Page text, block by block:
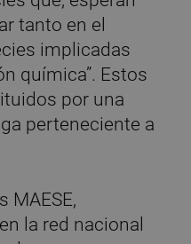
tanto en el
implicadas
química”. Estos
por una
perteneciente a
MAESE,
la red nacional